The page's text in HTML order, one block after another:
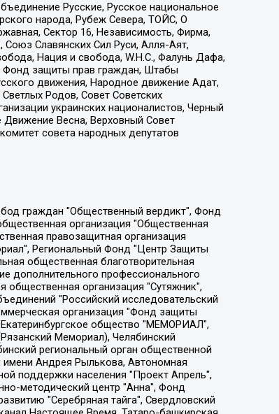
Русские, Русское национальное
народа, Рубеж Севера, ТОЙС, О
Сектор 16, Независимость, Фирма,
Славянских Сил Руси, Алля-Аят,
Нация и свобода, W.H.С., Фалунь Дафа,
Фонд защиты прав граждан, Штабы
движения, Народное движение Адат,
Родов, Совет Советских
украинских националистов, Черный
Весна, Верховный Совет
совета народных депутатов
дом "Новая глава", Айнбиндер Александра Александровна, Московский комьюнити-центр для ЛГБТ+инициатив, Благотворительный фонд развития филантропии, Deutsche Welle (Германия, Kurt-Schumacher-Strasse 3, 53113 Bonn), Борзунова Мария Михайловна, Воробьев Виктор Викторович, Голубева Анна Львовна, Константинова Алла Михайловна, Малкова Ирина Владимировна, Мурадов Мурад Абдулгалимович, Осетинская Елизавета Николаевна, Понасенков Евгений Николаевич, Ганапольский Матвей Юрьевич, Киселев Евгений Алексеевич, Борухович Ирина Григорьевна, Дремин Иван Тимофеевич, Дубровский Дмитрий Викторович, Красноярская региональная общественная организация поддержки и развития альтернативных образовательных технологий и межкультурных коммуникаций "ИНТЕРРА", Маяковская Екатерина Алексеевна, Фейгин Марк Захарович, Филимонов Андрей Викторович, Дзугкоева Регина Николаевна, Доброхотов Роман Александрович, Дудь Юрий Александрович, Елкин Сергей Владимирович, Кругликов Кирилл Игоревич, Сабунаева Мария Леонидовна, Семенов Алексей Владимирович, Шаинян Карен Багратович, Шульман Екатерина Михайловна, Асафьев Артур Валерьевич, Вахштайн Виктор Семенович, Венедиктов Алексей Алексеевич, Лушникова Екатерина Евгеньевна, Волков Леонид Михайлович, Невзоров Александр Глебович, Пархоменко Сергей Борисович, Сироткин Ярослав Николаевич, Кара-Мурза Владимир Владимирович, Баранова Наталья Владимировна, Гозман Леонид Яковлевич, Кагарлицкий Борис Юльевич, Климарев Михаил Валерьевич, Милов Владимир Станиславович, Автономная некоммерческая организация Краснодарский центр современного искусства "Типография", Моргенштерн Алишер Тагирович, Соболь Любовь Эдуардовна, Общество с ограниченной ответственностью "ЛИЗА НОРМ", Каспаров Гарри Кимович, Ходорковский Михаил Борисович, Общество с ограниченной ответственностью "Апрельские тезисы", Данилович Ирина Брониславовна, Кашин Олег Владимирович, Петров Николай Владимирович, Пивоваров Алексей Владимирович, Соколов Михаил Владимирович, Цветкова Юлия Владимировна, Чичваркин Евгений Александрович, Комитет против пыток/Команда против пыток, Общество с ограниченной ответственностью "Первый научный", Общество с ограниченной ответственностью "Вертолет и ко", Белоцерковская Вероника Борисовна, Кац Максим Евгеньевич, Лазарева Татьяна Юрьевна, Шаведдинов Руслан Табризович, Яшин Илья Валерьевич, Общество с ограниченной ответственностью "Иноагент ААВ", Алешковский Дмитрий Петрович, Альбац Евгения Марковна, Быков Дмитрий Львович, Галямина Юлия Евгеньевна, Лойко Сергей Леонидович, Мартынов Кирилл Константинович, Медведев Сергей Александрович, Крашенинников Федор Геннадиевич, Гордеева Катерина Вл